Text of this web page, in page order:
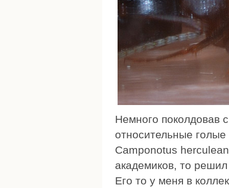
Немного поколдовав
относительные
Camponotus
академиков, то
Его то у меня в